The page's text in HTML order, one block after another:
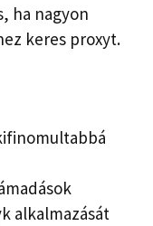
ha nagyon
keres proxyt.
alkalmazását